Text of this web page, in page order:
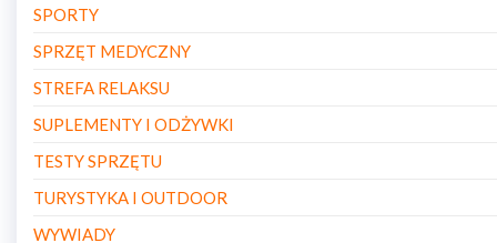
SPORTY
SPRZĘT MEDYCZNY
STREFA RELAKSU
SUPLEMENTY I ODŻYWKI
TESTY SPRZĘTU
TURYSTYKA I OUTDOOR
WYWIADY